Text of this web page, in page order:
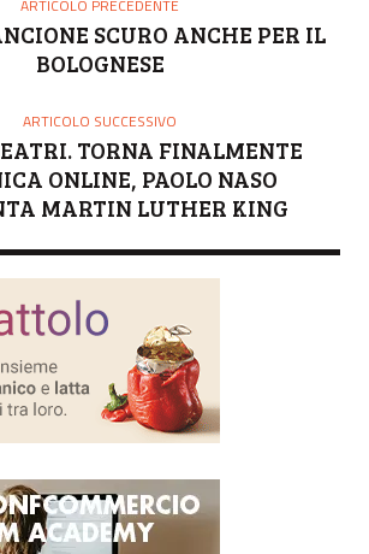
ARTICOLO PRECEDENTE
SCURO ANCHE PER IL
BOLOGNESE
ARTICOLO SUCCESSIVO
TORNA FINALMENTE
ONLINE, PAOLO NASO
MARTIN LUTHER KING